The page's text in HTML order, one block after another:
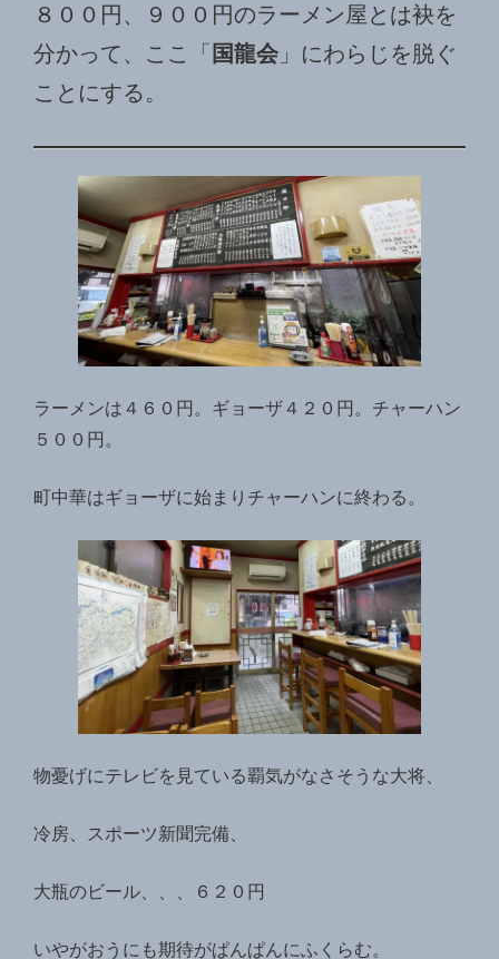
８００円、９００円のラーメン屋とは袂を
分かって、ここ「 国龍会 」にわらじを脱ぐ
ことにする。
ラーメンは４６０円。ギョーザ４２０円。チャーハン
５００円。
町中華はギョーザに始まりチャーハンに終わる。
物憂げにテレビを見ている覇気がなさそうな大将、
冷房、スポーツ新聞完備、
大瓶のビール、、、６２０円
いやがおうにも期待がぱんぱんにふくらむ。